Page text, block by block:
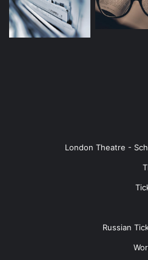
London Theatre -
Russian